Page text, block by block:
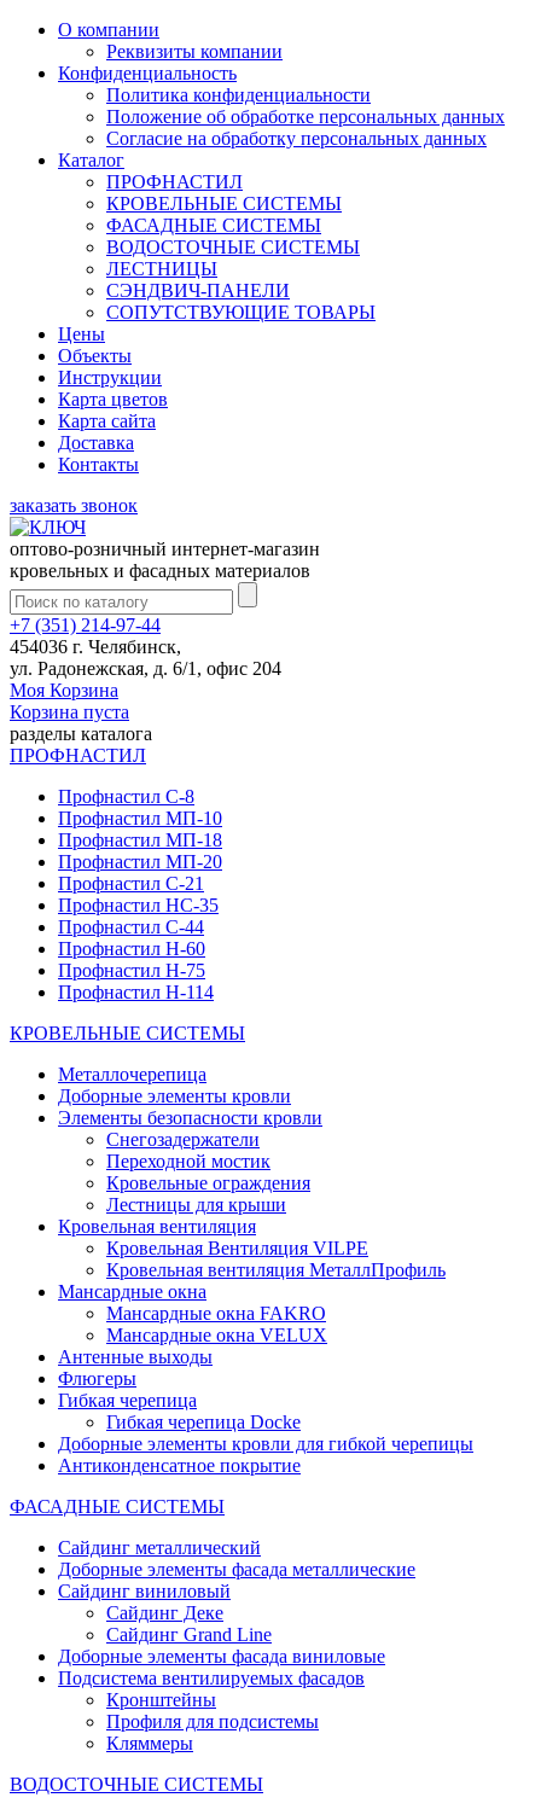
О компании
Реквизиты компании
Конфиденциальность
Политика конфиденциальности
Положение об обработке персональных данных
Согласие на обработку персональных данных
Каталог
ПРОФНАСТИЛ
КРОВЕЛЬНЫЕ СИСТЕМЫ
ФАСАДНЫЕ СИСТЕМЫ
ВОДОСТОЧНЫЕ СИСТЕМЫ
ЛЕСТНИЦЫ
СЭНДВИЧ-ПАНЕЛИ
СОПУТСТВУЮЩИЕ ТОВАРЫ
Цены
Объекты
Инструкции
Карта цветов
Карта сайта
Доставка
Контакты
заказать звонок
оптово-розничный интернет-магазин
кровельных и фасадных материалов
+7 (351) 214-97-44
454036 г. Челябинск,
ул. Радонежская, д. 6/1, офис 204
Моя Корзина
Корзина пуста
разделы каталога
ПРОФНАСТИЛ
Профнастил С-8
Профнастил МП-10
Профнастил МП-18
Профнастил МП-20
Профнастил С-21
Профнастил НС-35
Профнастил С-44
Профнастил Н-60
Профнастил Н-75
Профнастил Н-114
КРОВЕЛЬНЫЕ СИСТЕМЫ
Металлочерепица
Доборные элементы кровли
Элементы безопасности кровли
Снегозадержатели
Переходной мостик
Кровельные ограждения
Лестницы для крыши
Кровельная вентиляция
Кровельная Вентиляция VILPE
Кровельная вентиляция МеталлПрофиль
Мансардные окна
Мансардные окна FAKRO
Мансардные окна VELUX
Антенные выходы
Флюгеры
Гибкая черепица
Гибкая черепица Docke
Доборные элементы кровли для гибкой черепицы
Антиконденсатное покрытие
ФАСАДНЫЕ СИСТЕМЫ
Сайдинг металлический
Доборные элементы фасада металлические
Сайдинг виниловый
Сайдинг Деке
Сайдинг Grand Line
Доборные элементы фасада виниловые
Подсистема вентилируемых фасадов
Кронштейны
Профиля для подсистемы
Кляммеры
ВОДОСТОЧНЫЕ СИСТЕМЫ